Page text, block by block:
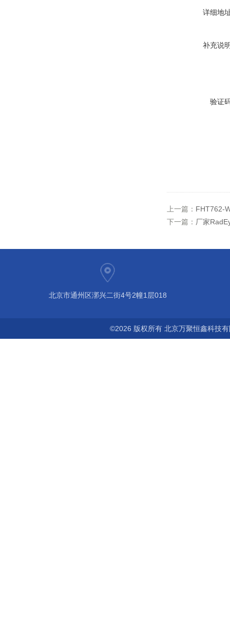
详细地
补充说
验证
上一篇： FHT762-
下一篇： 厂家
北京市通州区漷兴二街4号2幢1层018
©2026 版权所有 北京万聚恒鑫科技